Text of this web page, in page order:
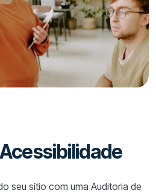
seu sítio com uma Auditoria de